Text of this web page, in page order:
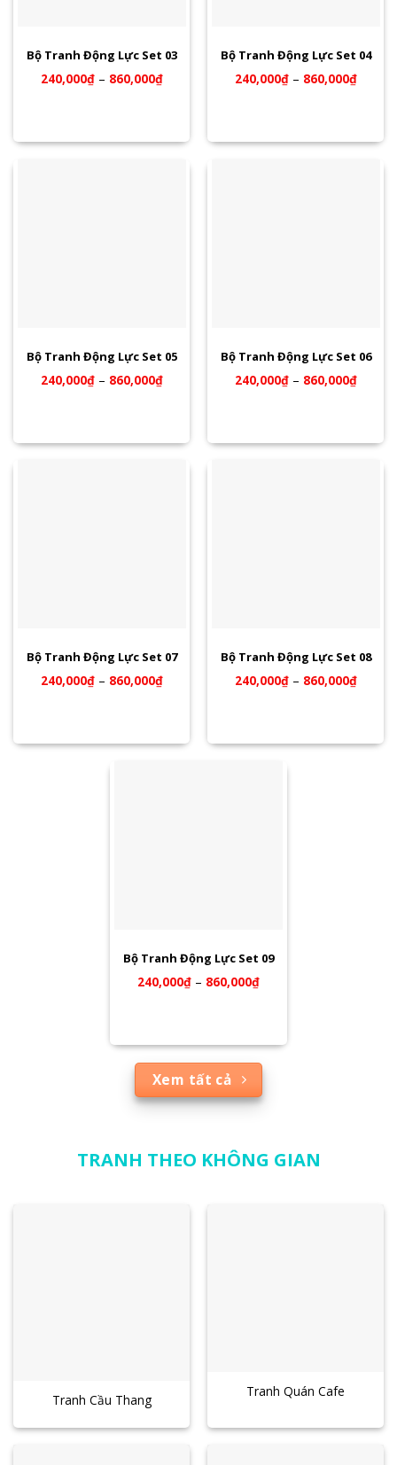
Bộ Tranh Động Lực Set 03
240,000₫– 860,000₫
Bộ Tranh Động Lực Set 04
240,000₫– 860,000₫
Bộ Tranh Động Lực Set 05
240,000₫– 860,000₫
Bộ Tranh Động Lực Set 06
240,000₫– 860,000₫
Bộ Tranh Động Lực Set 07
240,000₫– 860,000₫
Bộ Tranh Động Lực Set 08
240,000₫– 860,000₫
Bộ Tranh Động Lực Set 09
240,000₫ – 860,000₫
Xem tất cả
TRANH THEO KHÔNG GIAN
Tranh Cầu Thang
Tranh Quán Cafe